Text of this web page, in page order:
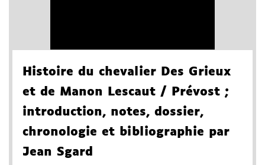
Histoire du chevalier Des Grieux
et de Manon Lescaut / Prévost ;
introduction, notes, dossier,
chronologie et bibliographie par
Jean Sgard